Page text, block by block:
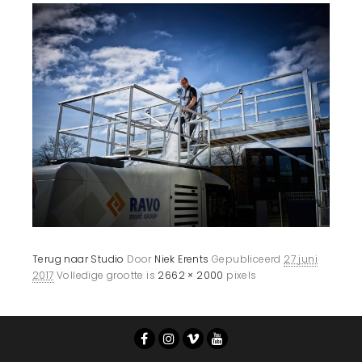
Terug naar Studio Door Niek Erents Gepubliceerd 27 juni
2017 Volledige grootte is 2662 × 2000 pixels